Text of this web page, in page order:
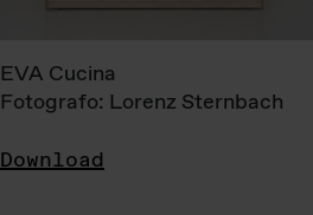
EVA Cucina
Fotografo: Lorenz Sternbach
Download